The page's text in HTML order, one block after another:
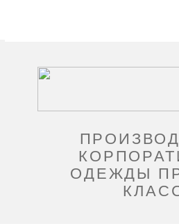
ОДЕЖДЫ